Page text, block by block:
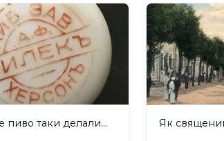
пиво таки делали… Як